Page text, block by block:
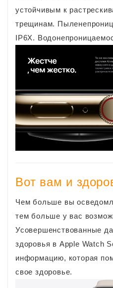
устойчивым к
трещинам.
IP6X.
Вот вам и
Чем больше вы
тем больше у вас
Усовершенствованные
здоровья в Apple Watch
информацию, которая
свое здоровье.